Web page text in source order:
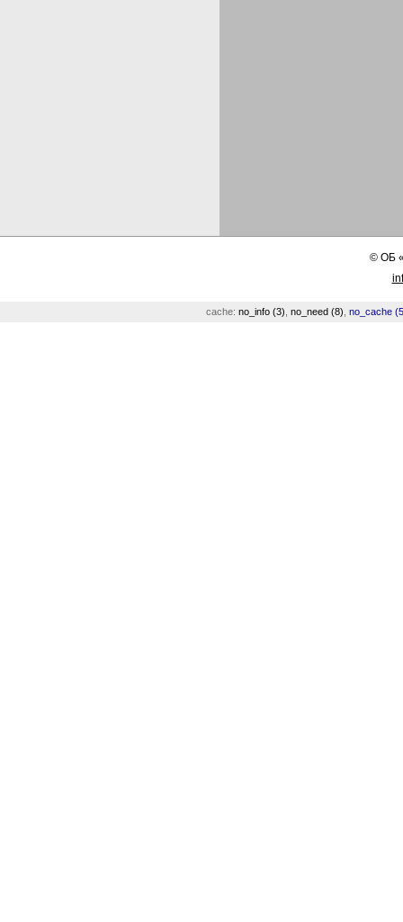
©ОБ
cache: no_info (3) no_need (8) no_cache